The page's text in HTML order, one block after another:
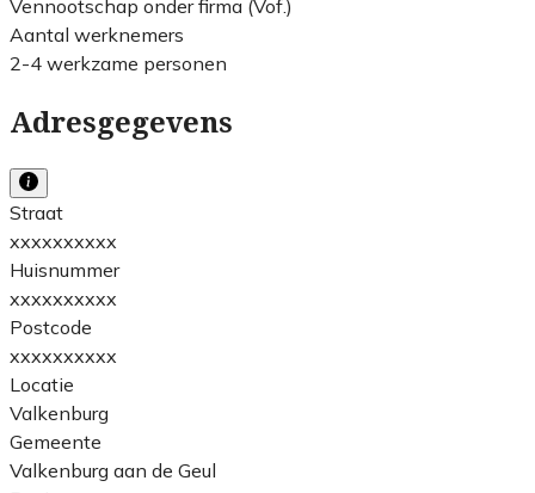
Vennootschap onder firma (Vof.)
Aantal werknemers
2-4 werkzame personen
Adresgegevens
Straat
xxxxxxxxxx
Huisnummer
xxxxxxxxxx
Postcode
xxxxxxxxxx
Locatie
Valkenburg
Gemeente
Valkenburg aan de Geul